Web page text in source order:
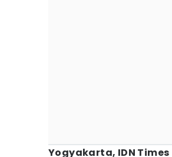
Yogyakarta, IDN Times